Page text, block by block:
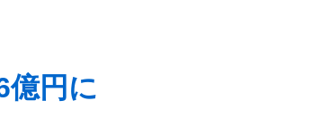
億円に